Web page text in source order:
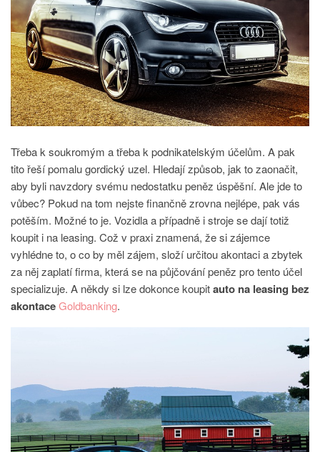
Třeba k soukromým a třeba k podnikatelským účelům. A pak
tito řeší pomalu gordický uzel. Hledají způsob, jak to zaonačit,
aby byli navzdory svému nedostatku peněz úspěšní. Ale jde to
vůbec? Pokud na tom nejste finančně zrovna nejlépe, pak vás
potěším. Možné to je. Vozidla a případně i stroje se dají totiž
koupit i na leasing. Což v praxi znamená, že si zájemce
vyhlédne to, o co by měl zájem, složí určitou akontaci a zbytek
za něj zaplatí firma, která se na půjčování peněz pro tento účel
specializuje. A někdy si lze dokonce koupitauto na leasing bez
akontaceGoldbanking.